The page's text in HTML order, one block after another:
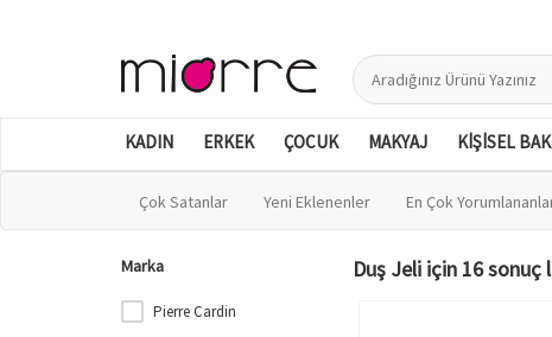
KADIN ERKEK ÇOCUK MAKYAJ KİŞİSEL
Çok Satanlar Yeni Eklenenler En Çok
Marka
Pierre Cardin
Duş Jeli için 16 sonuç